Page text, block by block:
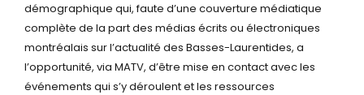
démographique qui, faute d’une couverture médiatique
complète de la part des médias écrits ou électroniques
montréalais sur l’actualité des Basses-Laurentides, a
l’opportunité, via MATV, d’être mise en contact avec les
événements qui s’y déroulent et les ressources